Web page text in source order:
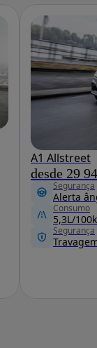
A1 Allstreet
desde 29
Segurança
Alerta
Consumo
5,3L/
Segurança